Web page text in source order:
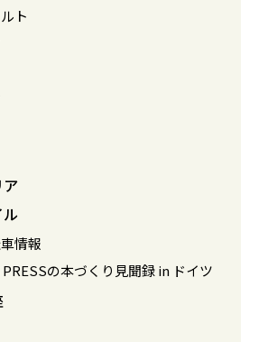
ト
ル
情報
PRESSの本づくり見聞録 in ドイツ